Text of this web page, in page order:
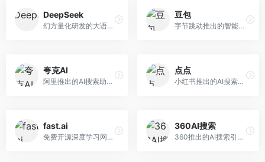
DeepSeek
幻方量化研发的大语言模型平台，专注于深度推理和代码生成能力。面向开发者、研究人员和技术爱好者，提供强大的逻辑推理和数学计算功能，开源生态完善，API接口友好。
豆包
字节跳动推出的智能对话助手平台，提供文本创作、知识问答、英语学习等多种AI服务。面向普通用户和内容创作者，支持多轮对话和文件解析，免费使用，响应速度快，中文理解能力强。
夸克AI
阿里推出的AI搜索助手，整合搜索与AI功能。面向年轻用户，提供智能搜索、文档处理、学习辅助等服务，与夸克生态深度整合。
点点
小红书推出的AI搜索应用，专注于生活方式内容搜索。面向小红书用户，提供生活攻略、消费决策、内容推荐等服务，生活方式内容丰富。
fast.ai
免费开源深度学习网站，专注于实用AI教学。面向开发者，提供免费深度学习课程、实战项目、代码库等资源，学习门槛低。
360AI搜索
360推出的AI搜索引擎，专注于安全智能搜索。面向普通用户，提供智能问答、网页搜索、内容整理等服务，安全防护能力强。